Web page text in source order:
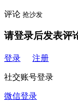
评论 抢沙发
请登录后发表评
登录 注册
社交账号登录
微信登录